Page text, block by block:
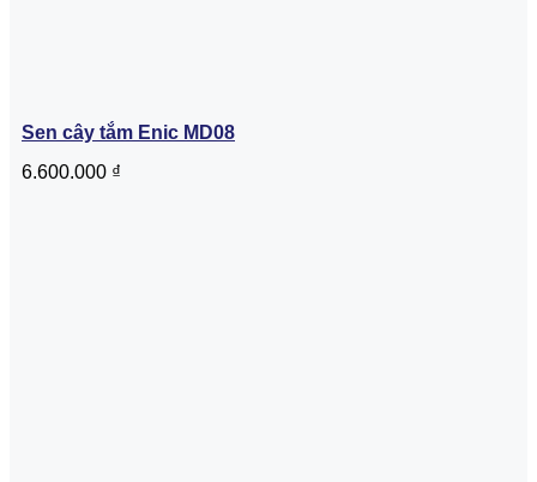
Sen cây tắm Enic MD08
6.600.000 ₫